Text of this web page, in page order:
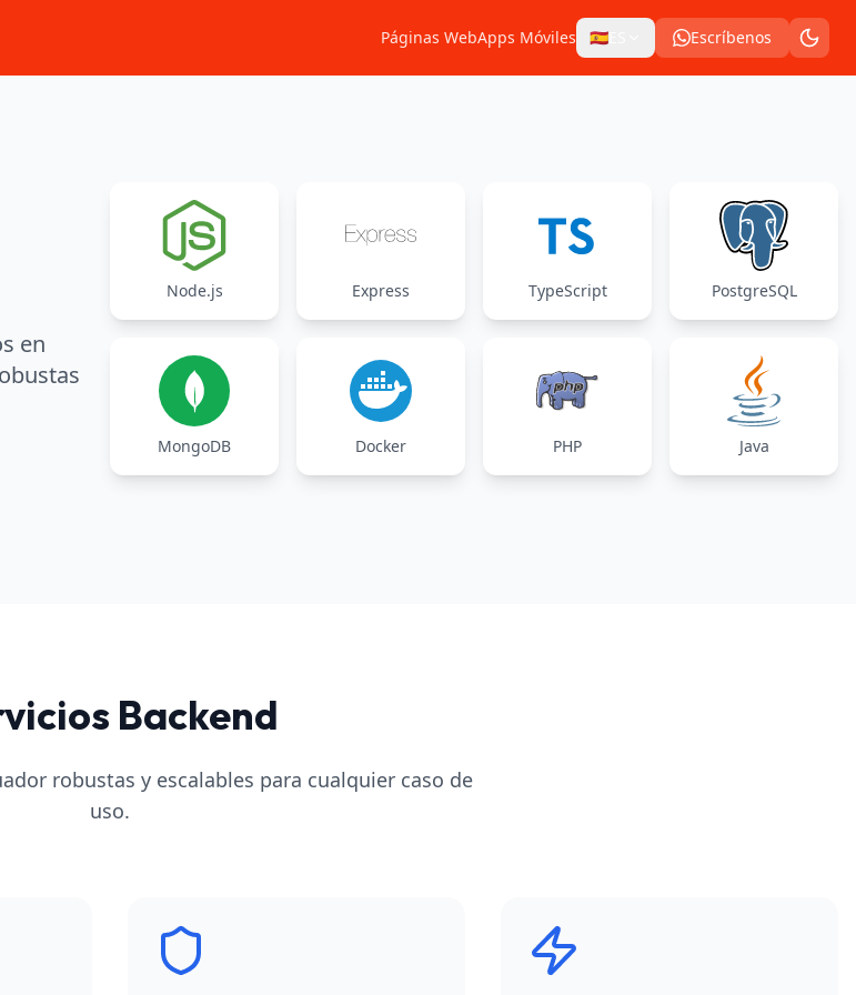
Páginas WebApps Móviles 🇪🇸 Escríbenos
en
Node.js Express TypeScript PostgreSQL
MongoDB Docker PHP Java
Backend
robustas y escalables para cualquier caso de
uso.